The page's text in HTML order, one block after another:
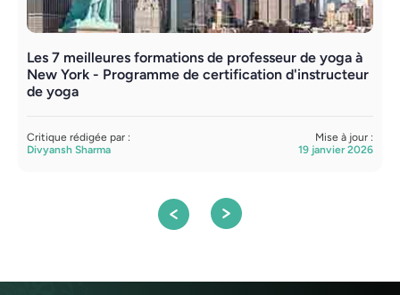
Les 7 meilleures formations de professeur de yoga à
New York - Programme de certification d'instructeur
de yoga
Critique rédigée par :
Divyansh Sharma
Mise à jour :
19 janvier 2026